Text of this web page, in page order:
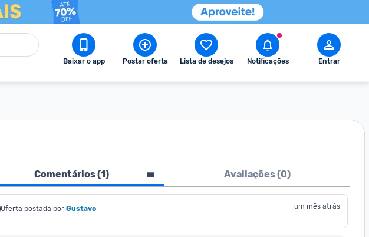
Baixar o app Postar oferta Lista de desejos Notificações Entrar
Comentários (1) Avaliações (0)
Oferta postada por Gustavo um mês atrás